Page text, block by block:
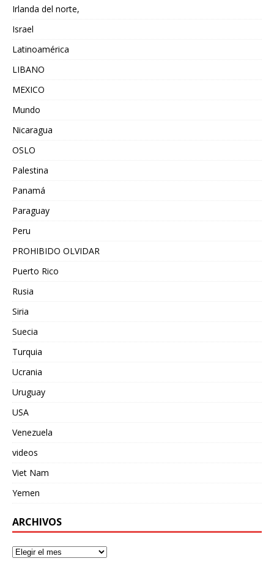
Irlanda del norte,
Israel
Latinoamérica
LIBANO
MEXICO
Mundo
Nicaragua
OSLO
Palestina
Panamá
Paraguay
Peru
PROHIBIDO OLVIDAR
Puerto Rico
Rusia
Siria
Suecia
Turquia
Ucrania
Uruguay
USA
Venezuela
videos
Viet Nam
Yemen
ARCHIVOS